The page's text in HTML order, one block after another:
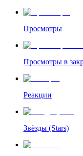
Просмотры
Просмотры в
Реакции
Звёзды (Stars)